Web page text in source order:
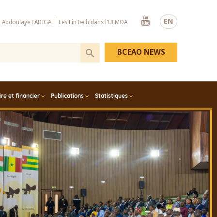
EN
Abdoulaye FADIGA Les FinTech dans l'UEMOA
Youtube
et financier Publications Statistiques
BCEAO NEWS